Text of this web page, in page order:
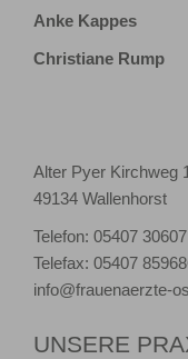
Anke Kappes
Christiane Rump
Alter Pyer Kirchweg
49134 Wallenhorst
Telefon: 05407 30607
Telefax: 05407
info@frauenaerzte-
UNSERE